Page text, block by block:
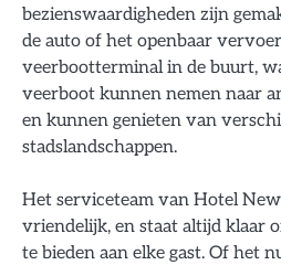
bezienswaardigheden zijn
de auto of het openbaar
veerbootterminal in de buurt,
veerboot kunnen nemen naar
en kunnen genieten van
stadslandschappen.
Het serviceteam van Hotel
vriendelijk, en staat altijd klaar
te bieden aan elke gast. Of het